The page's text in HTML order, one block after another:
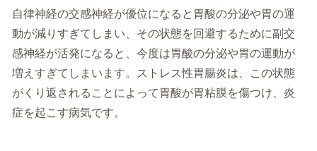
自律神経の交感神経が優位になると胃酸の分泌や胃の運
動が減りすぎてしまい、その状態を回避するために副交
感神経が活発になると、今度は胃酸の分泌や胃の運動が
増えすぎてしまいます。ストレス性胃腸炎は、この状態
がくり返されることによって胃酸が胃粘膜を傷つけ、炎
症を起こす病気です。